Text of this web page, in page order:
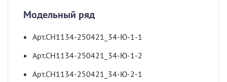
Модельный ряд
Арт.СН1134-250421_34-Ю-1-1
Арт.СН1134-250421_34-Ю-1-2
Арт.СН1134-250421_34-Ю-2-1